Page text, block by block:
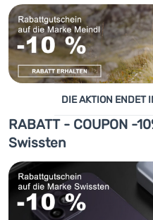
DIE AKTION ENDET
RABATT - COUPON -
Swissten